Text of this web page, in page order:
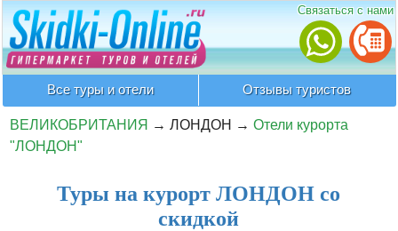
Связаться с нами
Все туры и отели Отзывы туристов
ВЕЛИКОБРИТАНИЯ →ЛОНДОН →Отели курорта
"ЛОНДОН"
Туры на курорт ЛОНДОН со
скидкой